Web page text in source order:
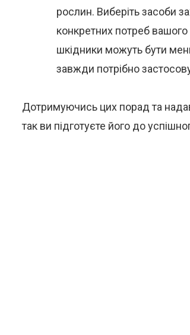
рослин. Виберіть засоби
конкретних потреб
шкідники можуть бути
завжди потрібно
Дотримуючись цих порад та
так ви підготуєте його до